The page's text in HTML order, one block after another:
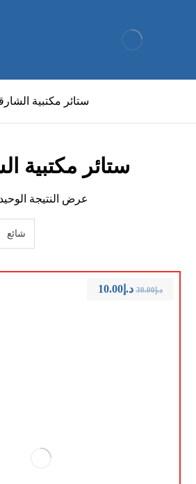
ستائر مكتبية
ستائر مكتبية
عرض النتيجة
د.إ30.00 د.إ10.00